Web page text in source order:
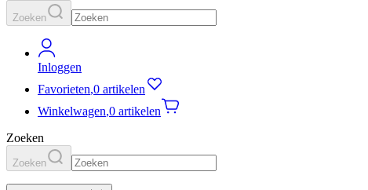
Zoeken
Inloggen
Favorieten,0 artikelen
Winkelwagen,0 artikelen
Zoeken
Zoeken